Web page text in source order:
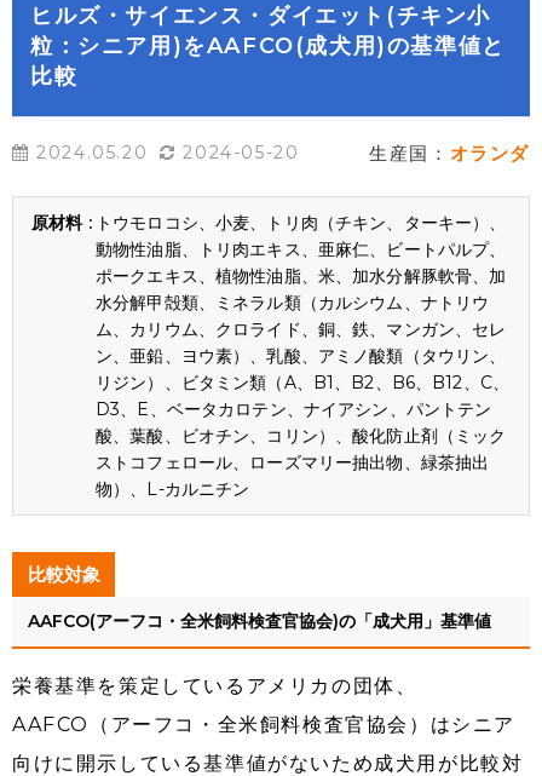
ヒルズ・サイエンス・ダイエット(チキン小
粒：シニア用)をAAFCO(成犬用)の基準値と
比較
2024.05.20 2024-05-20 生産国： オランダ
トウモロコシ、小麦、トリ肉（チキン、ターキー）、
動物性油脂、トリ肉エキス、亜麻仁、ビートパルプ、
ポークエキス、植物性油脂、米、加水分解豚軟骨、加
水分解甲殻類、ミネラル類（カルシウム、ナトリウ
ム、カリウム、クロライド、銅、鉄、マンガン、セレ
ン、亜鉛、ヨウ素）、乳酸、アミノ酸類（タウリン、
リジン）、ビタミン類（A、B1、B2、B6、B12、C、
D3、E、ベータカロテン、ナイアシン、パントテン
酸、葉酸、ビオチン、コリン）、酸化防止剤（ミック
ストコフェロール、ローズマリー抽出物、緑茶抽出
物）、L-カルニチン
比較対象
AAFCO(アーフコ・全米飼料検査官協会)の「成犬用」基準値
栄養基準を策定しているアメリカの団体、
AAFCO（アーフコ・全米飼料検査官協会）はシニア
向けに開示している基準値がないため成犬用が比較対